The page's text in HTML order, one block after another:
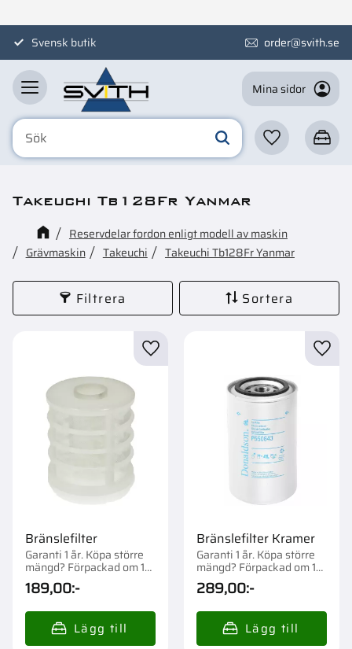
MenySvensk butik order@svith.se
Mina sidor
Favoriter
Takeuchi Tb128Fr Yanmar
Reservdelar fordon enligt modell av maskin
Grävmaskin
Takeuchi Takeuchi Tb128Fr Yanmar
Filtrera Sortera
Bränslefilter
Garanti 1 år. Köpa större
mängd? Förpackad om 1
st.
189,00:-
Lägg till i favoriter
Bränslefilter Kramer
Garanti 1 år. Köpa större
mängd? Förpackad om 1
st.
289,00:-